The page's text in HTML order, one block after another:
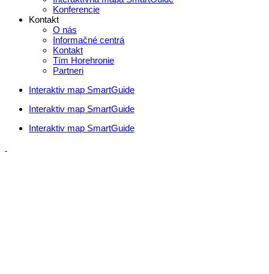
Konferencie
Kontakt
O nás
Informačné centrá
Kontakt
Tím Horehronie
Partneri
Interaktiv map SmartGuide
Interaktiv map SmartGuide
Interaktiv map SmartGuide